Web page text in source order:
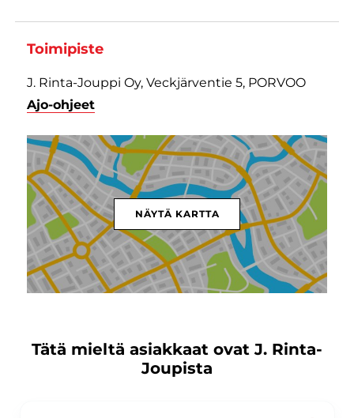
Toimipiste
J. Rinta-Jouppi Oy, Veckjärventie 5, PORVOO
Ajo-ohjeet
NÄYTÄ KARTTA
Tätä mieltä asiakkaat ovat J. Rinta-
Joupista